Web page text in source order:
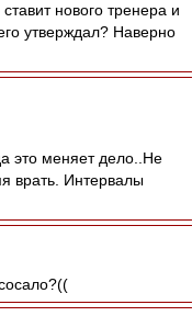
нового тренера и
утверждал? Наверно
это меняет дело..Не
врать. Интервалы